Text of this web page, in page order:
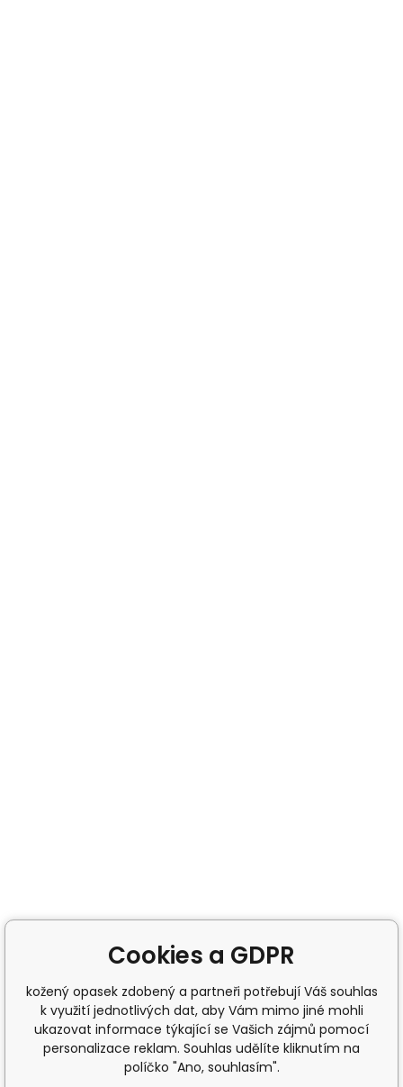
Cookies a GDPR
kožený opasek zdobený a partneři potřebují Váš souhlas
k využití jednotlivých dat, aby Vám mimo jiné mohli
ukazovat informace týkající se Vašich zájmů pomocí
personalizace reklam. Souhlas udělíte kliknutím na
políčko "Ano, souhlasím".